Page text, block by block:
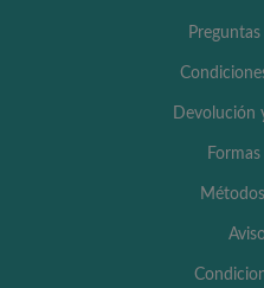
Devolución